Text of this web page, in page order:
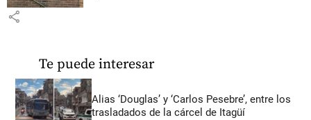
share
Te puede interesar
Alias ‘Douglas’ y ‘Carlos Pesebre’, entre los
trasladados de la cárcel de Itagüí